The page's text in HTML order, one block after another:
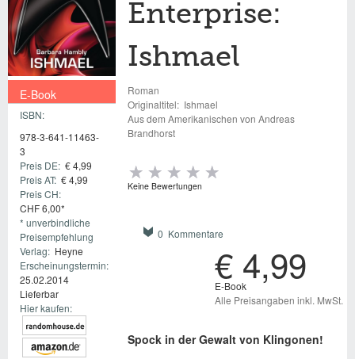
E-Book
ISBN:
978-3-641-11463-
3
Preis DE: € 4,99
Preis AT: € 4,99
Preis CH:
CHF 6,00*
* unverbindliche
Preisempfehlung
Verlag: Heyne
Erscheinungstermin:
25.02.2014
Lieferbar
Hier kaufen:
Enterprise:
Ishmael
Roman
Originaltitel: Ishmael
Aus dem Amerikanischen von Andreas
Brandhorst
Keine Bewertungen
0 Kommentare
€ 4,99
E-Book
Alle Preisangaben inkl. MwSt.
Spock in der Gewalt von Klingonen!